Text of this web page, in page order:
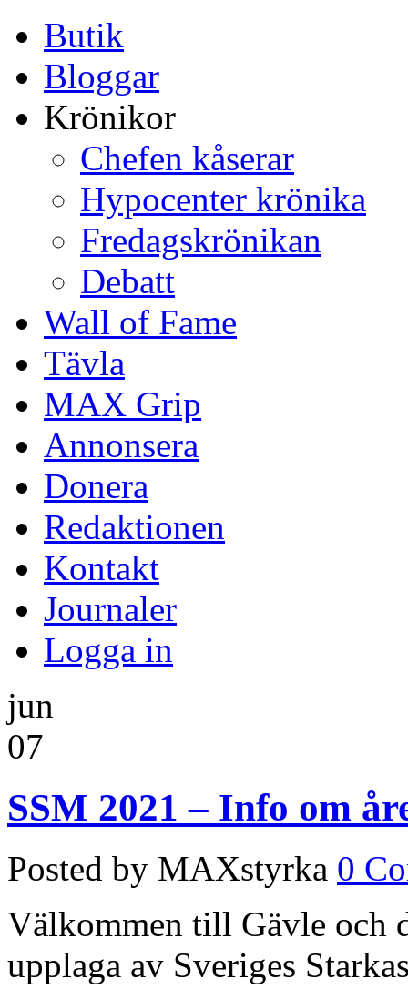
Butik
Bloggar
Krönikor
Chefen kåserar
Hypocenter krönika
Fredagskrönikan
Debatt
Wall of Fame
Tävla
MAX Grip
Annonsera
Donera
Redaktionen
Kontakt
Journaler
Logga in
jun
07
SSM 2021 – Info om
Posted by MAXstyrka 0
Välkommen till Gävle och
upplaga av Sveriges